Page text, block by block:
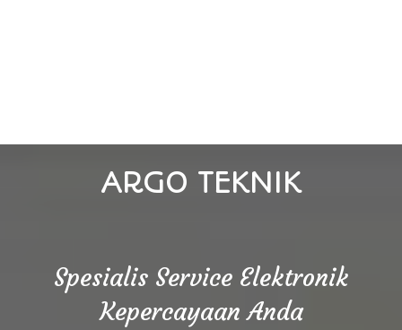
ARGO TEKNIK
Spesialis Service Elektronik
Kepercayaan Anda